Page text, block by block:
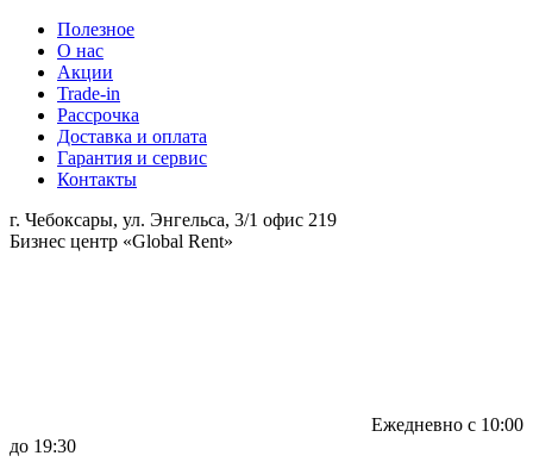
Полезное
О нас
Акции
Trade-in
Рассрочка
Доставка и оплата
Гарантия и сервис
Контакты
г. Чебоксары, ул. Энгельса, 3/1 офис 219
Бизнес центр «Global Rent»
Ежедневно с 10:00
до 19:30